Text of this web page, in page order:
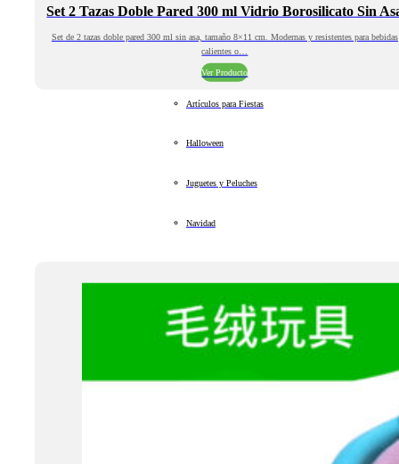
Set 2 Tazas Doble Pared 300 ml Vidrio Borosilicato Sin
Set de 2 tazas doble pared 300 ml sin asa, tamaño 8×11 cm. Modernas y resistentes para bebidas
calientes o…
Ver Producto
Artículos para Fiestas
Halloween
Juguetes y Peluches
Navidad